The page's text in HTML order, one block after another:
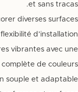
et sans tracas.
diverses surfaces
d’installation.
vibrantes avec une
de couleurs.
souple et adaptable